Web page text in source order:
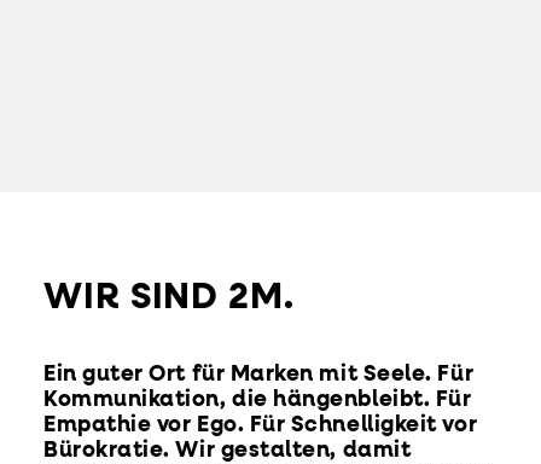
WIR SIND 2M.
Ein guter Ort für Marken mit Seele. Für
Kommunikation, die hängenbleibt. Für
Empathie vor Ego. Für Schnelligkeit vor
Bürokratie. Wir gestalten, damit